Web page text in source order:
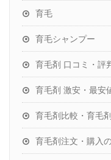
育毛
育毛シャンプー
育毛剤 口コミ・評
育毛剤 激安・最安
育毛剤比較・育毛
育毛剤注文・購入